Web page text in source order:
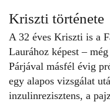
Kriszti története
A 32 éves Kriszti is a
Laurához képest –
Párjával másfél évig
egy alapos vizsgálat
inzulinrezisztens, a